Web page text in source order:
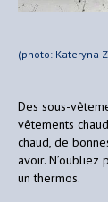
(photo: Kateryna
Des sous-
vêtements
chaud, de
avoir.
un thermos.